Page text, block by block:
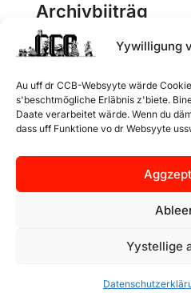
Yywilligung
Au uff dr CCB-Websyyte wärde
s'beschtmögliche Erläbnis z'biete.
Daate verarbeitet wärde. Wenn du
dass uff Funktione vo dr Websyyte
Yystellige
Archivbiiträg
CCB
Junge Garde
Alte Garde
© 2025
CCB 1911
Alli Rächt